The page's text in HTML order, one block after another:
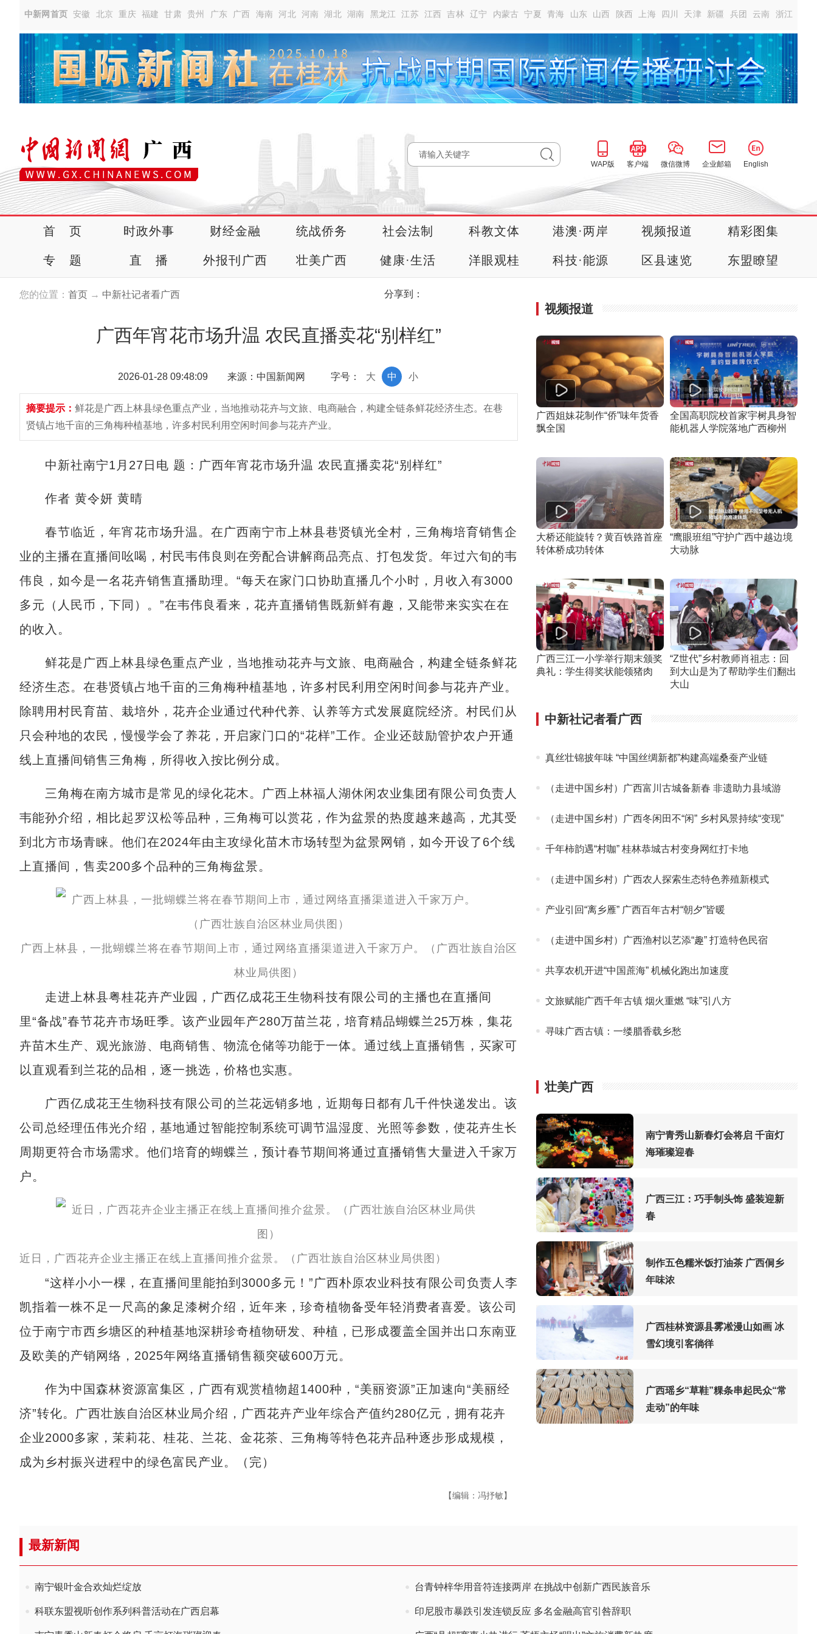
中新网首页 安徽 北京 重庆 福建 甘肃 贵州 广东 广西 海南 河北 河南 湖北 湖南 黑龙江 江苏 江西 吉林 辽宁 内蒙古 宁夏 青海 山东 山西 陕西 上海 四川 天津 新疆 兵团 云南 浙江
WAP版 客户端 微信微博 企业邮箱 English
首 页 时政外事 财经金融 统战侨务 社会法制 科教文体 港澳·两岸 视频报道 精彩图集
专 题 直 播 外报刊广西 壮美广西 健康·生活 洋眼观桂 科技·能源 区县速览 东盟瞭望
您的位置： 首页 → 中新社记者看广西 分享到：
广西年宵花市场升温 农民直播卖花“别样红”
2026-01-28 09:48:09 来源：中国新闻网 字号： 小
中
大
摘要提示： 鲜花是广西上林县绿色重点产业，当地推动花卉与文旅、电商融合，构建全链条鲜花经济生态。在巷
贤镇占地千亩的三角梅种植基地，许多村民利用空闲时间参与花卉产业。
中新社南宁1月27日电 题：广西年宵花市场升温 农民直播卖花“别样红”
作者 黄令妍 黄晴
春节临近，年宵花市场升温。在广西南宁市上林县巷贤镇光全村，三角梅培育销售企
业的主播在直播间吆喝，村民韦伟良则在旁配合讲解商品亮点、打包发货。年过六旬的韦
伟良，如今是一名花卉销售直播助理。“每天在家门口协助直播几个小时，月收入有3000
多元（人民币，下同）。”在韦伟良看来，花卉直播销售既新鲜有趣，又能带来实实在在
的收入。
鲜花是广西上林县绿色重点产业，当地推动花卉与文旅、电商融合，构建全链条鲜花
经济生态。在巷贤镇占地千亩的三角梅种植基地，许多村民利用空闲时间参与花卉产业。
除聘用村民育苗、栽培外，花卉企业通过代种代养、认养等方式发展庭院经济。村民们从
只会种地的农民，慢慢学会了养花，开启家门口的“花样”工作。企业还鼓励管护农户开通
线上直播间销售三角梅，所得收入按比例分成。
三角梅在南方城市是常见的绿化花木。广西上林福人湖休闲农业集团有限公司负责人
韦能孙介绍，相比起罗汉松等品种，三角梅可以赏花，作为盆景的热度越来越高，尤其受
到北方市场青睐。他们在2024年由主攻绿化苗木市场转型为盆景网销，如今开设了6个线
上直播间，售卖200多个品种的三角梅盆景。
广西上林县，一批蝴蝶兰将在春节期间上市，通过网络直播渠道进入千家万户。（广西壮族自治区
林业局供图）
走进上林县粤桂花卉产业园，广西亿成花王生物科技有限公司的主播也在直播间
里“备战”春节花卉市场旺季。该产业园年产280万苗兰花，培育精品蝴蝶兰25万株，集花
卉苗木生产、观光旅游、电商销售、物流仓储等功能于一体。通过线上直播销售，买家可
以直观看到兰花的品相，逐一挑选，价格也实惠。
广西亿成花王生物科技有限公司的兰花远销多地，近期每日都有几千件快递发出。该
公司总经理伍伟光介绍，基地通过智能控制系统可调节温湿度、光照等参数，使花卉生长
周期更符合市场需求。他们培育的蝴蝶兰，预计春节期间将通过直播销售大量进入千家万
户。
近日，广西花卉企业主播正在线上直播间推介盆景。（广西壮族自治区林业局供图）
“这样小小一棵，在直播间里能拍到3000多元！”广西朴原农业科技有限公司负责人李
凯指着一株不足一尺高的象足漆树介绍，近年来，珍奇植物备受年轻消费者喜爱。该公司
位于南宁市西乡塘区的种植基地深耕珍奇植物研发、种植，已形成覆盖全国并出口东南亚
及欧美的产销网络，2025年网络直播销售额突破600万元。
作为中国森林资源富集区，广西有观赏植物超1400种，“美丽资源”正加速向“美丽经
济”转化。广西壮族自治区林业局介绍，广西花卉产业年综合产值约280亿元，拥有花卉
企业2000多家，茉莉花、桂花、兰花、金花茶、三角梅等特色花卉品种逐步形成规模，
成为乡村振兴进程中的绿色富民产业。（完）
【编辑：冯抒敏】
视频报道
广西姐妹花制作“侨”味年货香
飘全国
全国高职院校首家宇树具身智
能机器人学院落地广西柳州
大桥还能旋转？黄百铁路首座
转体桥成功转体
“鹰眼班组”守护广西中越边境
大动脉
广西三江一小学举行期末颁奖
典礼：学生得奖状能领猪肉
“Z世代”乡村教师肖祖志：回
到大山是为了帮助学生们翻出
大山
中新社记者看广西
真丝壮锦披年味 “中国丝绸新都”构建高端桑蚕产业链
（走进中国乡村）广西富川古城备新春 非遗助力县域游
（走进中国乡村）广西冬闲田不“闲” 乡村风景持续“变现”
千年柿韵遇“村咖” 桂林恭城古村变身网红打卡地
（走进中国乡村）广西农人探索生态特色养殖新模式
产业引回“离乡雁” 广西百年古村“朝夕”皆暖
（走进中国乡村）广西渔村以艺添“趣” 打造特色民宿
共享农机开进“中国蔗海” 机械化跑出加速度
文旅赋能广西千年古镇 烟火重燃 “味”引八方
寻味广西古镇：一缕腊香载乡愁
壮美广西
南宁青秀山新春灯会将启 千亩灯
海璀璨迎春
广西三江：巧手制头饰 盛装迎新
春
制作五色糯米饭打油茶 广西侗乡
年味浓
广西桂林资源县雾凇漫山如画 冰
雪幻境引客徜徉
广西瑶乡“草鞋”粿条串起民众“常
走动”的年味
最新新闻
南宁银叶金合欢灿烂绽放 台青钟梓华用音符连接两岸 在挑战中创新广西民族音乐
科联东盟视听创作系列科普活动在广西启幕 印尼股市暴跌引发连锁反应 多名金融高官引咎辞职